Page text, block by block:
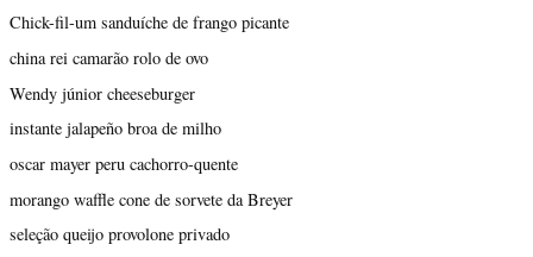
Chick-fil-um sanduíche de frango picante
china rei camarão rolo de ovo
Wendy júnior cheeseburger
instante jalapeño broa de milho
oscar mayer peru cachorro-quente
morango waffle cone de sorvete da Breyer
seleção queijo provolone privado